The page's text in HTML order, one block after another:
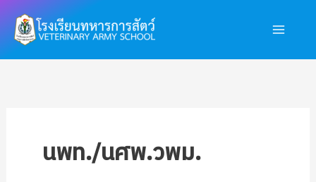
Skip
to
content
นพท./นศพ.วพม.